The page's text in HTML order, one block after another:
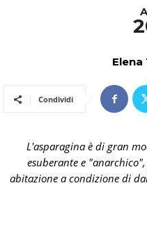
Condividi
L'asparagina è di gran
esuberante e
abitazione a condizione di